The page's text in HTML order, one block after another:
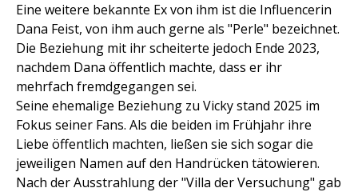
Eine weitere bekannte Ex von ihm ist die Influencerin
Dana Feist, von ihm auch gerne als "Perle" bezeichnet.
Die Beziehung mit ihr scheiterte jedoch Ende 2023,
nachdem Dana öffentlich machte, dass er ihr
mehrfach fremdgegangen sei.
Seine ehemalige Beziehung zu Vicky stand 2025 im
Fokus seiner Fans. Als die beiden im Frühjahr ihre
Liebe öffentlich machten, ließen sie sich sogar die
jeweiligen Namen auf den Handrücken tätowieren.
Nach der Ausstrahlung der "Villa der Versuchung" gab